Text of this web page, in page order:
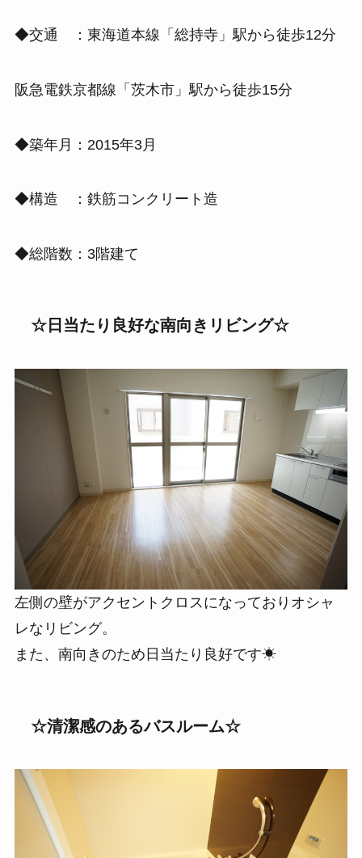
◆交通 ：東海道本線「総持寺」駅から徒歩12分
阪急電鉄京都線「茨木市」駅から徒歩15分
◆築年月：2015年3月
◆構造 ：鉄筋コンクリート造
◆総階数：3階建て
☆日当たり良好な南向きリビング☆
左側の壁がアクセントクロスになっておりオシャ
レなリビング。
また、南向きのため日当たり良好です☀
☆清潔感のあるバスルーム☆